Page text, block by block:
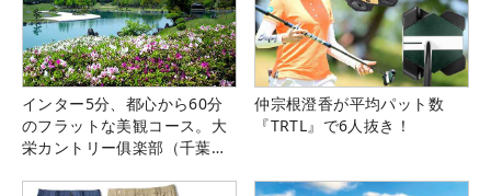
インター5分、都心から60分
のフラットな美観コース。大
栄カントリー俱楽部（千葉
仲宗根澄香が平均パット数
『TRTL』で6人抜き！